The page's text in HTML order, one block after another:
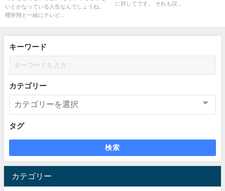
いとかなっている人生なんでしょうね。
櫻井翔と一緒にテレビ...
に対してです。 それも誤...
キーワード
カテゴリー
タグ
検索
カテゴリー